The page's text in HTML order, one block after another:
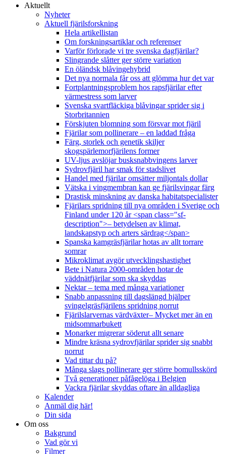
Aktuellt
Nyheter
Aktuell fjärilsforskning
Hela artikellistan
Om forskningsartiklar och referenser
Varför förlorade vi tre svenska dagfjärilar?
Slingrande slåtter ger större variation
En öländsk blåvingehybrid
Det nya normala får oss att glömma hur det var
Fortplantningsproblem hos rapsfjärilar efter
värmestress som larver
Svenska svartfläckiga blåvingar sprider sig i
Storbritannien
Förskjuten blomning som försvar mot fjäril
Fjärilar som pollinerare – en laddad fråga
Färg, storlek och genetik skiljer
skogspärlemorfjärilens former
UV-ljus avslöjar busksnabbvingens larver
Sydrovfjäril har smak för stadslivet
Handel med fjärilar omsätter miljontals dollar
Vätska i vingmembran kan ge fjärilsvingar färg
Drastisk minskning av danska habitatspecialister
Fjärilars spridning till nya områden i Sverige och
Finland under 120 år <span class="sf-
description">– betydelsen av klimat,
landskapstyp och arters särdrag</span>
Spanska kamgräsfjärilar hotas av allt torrare
somrar
Mikroklimat avgör utvecklingshastighet
Bete i Natura 2000-områden hotar de
väddnätfjärilar som ska skyddas
Nektar – tema med många variationer
Snabb anpassning till dagslängd hjälper
svingelgräsfjärilens spridning norrut
Fjärilslarvernas värdväxter– Mycket mer än en
midsommarbukett
Monarker migrerar söderut allt senare
Mindre kräsna sydrovfjärilar sprider sig snabbt
norrut
Vad tittar du på?
Många slags pollinerare ger större bomullsskörd
Två generationer påfågelöga i Belgien
Vackra fjärilar skyddas oftare än alldagliga
Kalender
Anmäl dig här!
Din sida
Om oss
Bakgrund
Vad gör vi
Filmer